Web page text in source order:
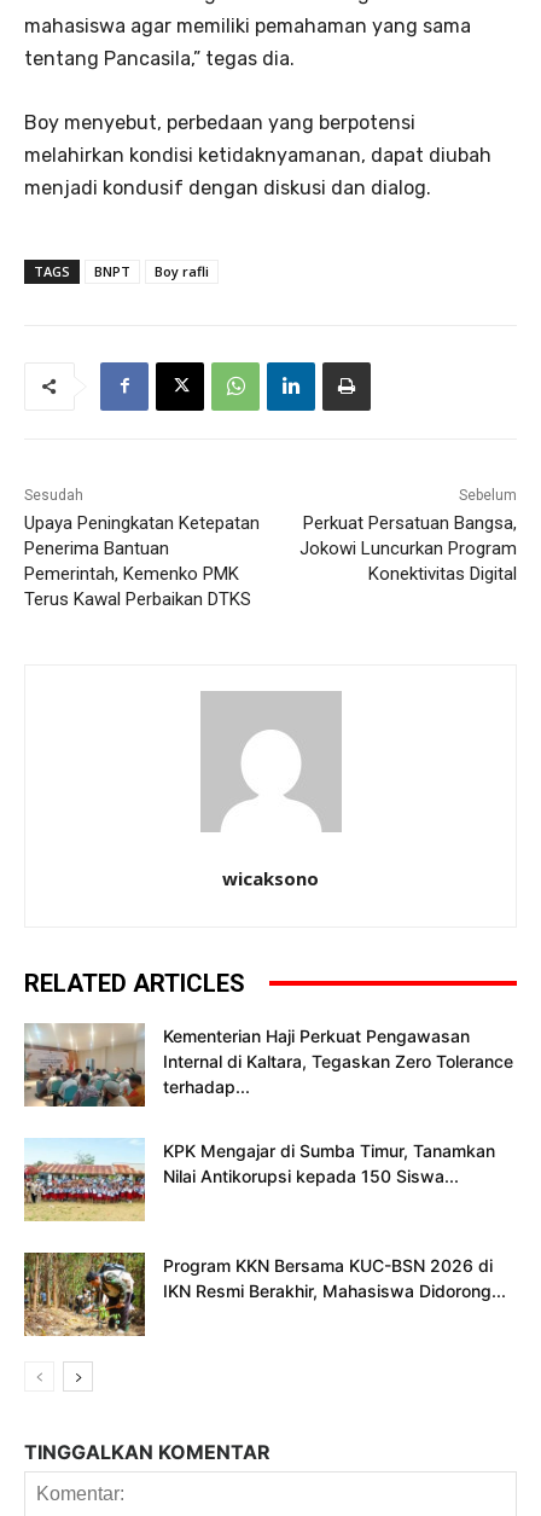
mahasiswa agar memiliki pemahaman yang sama
tentang Pancasila,” tegas dia.
Boy menyebut, perbedaan yang berpotensi
melahirkan kondisi ketidaknyamanan, dapat diubah
menjadi kondusif dengan diskusi dan dialog.
TAGS BNPT Boy rafli
Sesudah
Upaya Peningkatan Ketepatan
Penerima Bantuan
Pemerintah, Kemenko PMK
Terus Kawal Perbaikan DTKS
Sebelum
Perkuat Persatuan Bangsa,
Jokowi Luncurkan Program
Konektivitas Digital
wicaksono
RELATED ARTICLES
Kementerian Haji Perkuat Pengawasan
Internal di Kaltara, Tegaskan Zero Tolerance
terhadap...
KPK Mengajar di Sumba Timur, Tanamkan
Nilai Antikorupsi kepada 150 Siswa...
Program KKN Bersama KUC-BSN 2026 di
IKN Resmi Berakhir, Mahasiswa Didorong...
TINGGALKAN KOMENTAR